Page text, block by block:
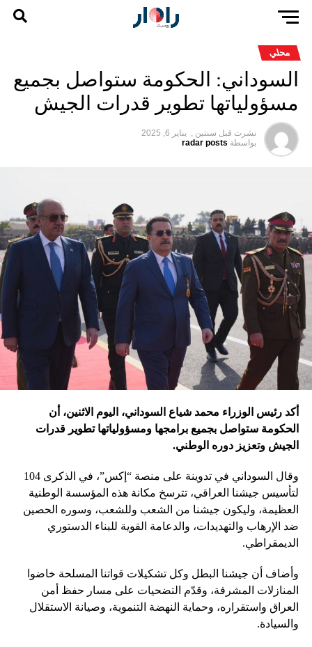
محلي
السوداني: الحكومة ستواصل بجميع
مسؤولياتها تطوير قدرات الجيش
نشرت قبل سنتين , يناير 6, 2025
بواسطة radar posts
أكد رئيس الوزراء محمد شياع السوداني، اليوم الاثنين، أن
الحكومة ستواصل بجميع برامجها ومسؤولياتها تطوير قدرات
الجيش وتعزيز دوره الوطني.
وقال السوداني في تدوينة على منصة “إكس”، في الذكرى 104
لتأسيس جيشنا العراقي، تترسخ مكانة هذه المؤسسة الوطنية
العظيمة، وليكون جيشنا من الشعب وللشعب، وسوره الحصين
ضد الإرهاب والتهديدات، والدعامة القوية للبناء الدستوري
الديمقراطي.
وأضاف أن جيشنا البطل وكل تشكيلات قواتنا المسلحة خاضوا
المنازلات المشرفة، وقدّم التضحيات على مسار حفظ أمن
العراق واستقراره، وحماية النهضة التنموية، وصيانة الاستقلال
والسيادة.